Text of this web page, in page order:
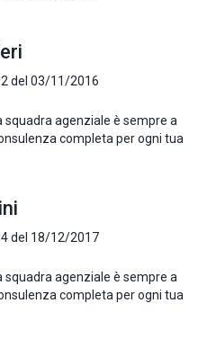
del 03/11/2016
squadra agenziale è sempre a
completa per ogni tua
del 18/12/2017
squadra agenziale è sempre a
completa per ogni tua